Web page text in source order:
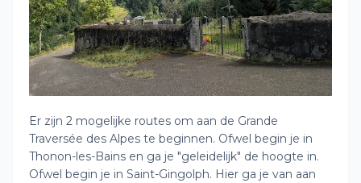
Er zijn 2 mogelijke routes om aan de Grande
Traversée des Alpes te beginnen. Ofwel begin je in
Thonon-les-Bains en ga je "geleidelijk" de hoogte in.
Ofwel begin je in Saint-Gingolph. Hier ga je van aan